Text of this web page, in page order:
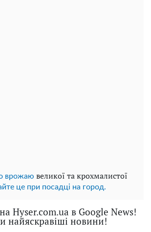
врожаю великої та крохмалистої
це при посадці на город.
Hyser.com.ua в Google News!
найяскравіші новини!